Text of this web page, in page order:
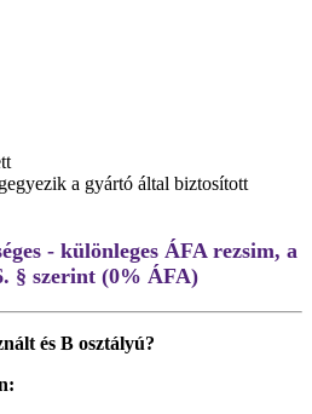
a gyártó által biztosított
- különleges ÁFA rezsim, a
§ szerint (0% ÁFA)
és B osztályú?